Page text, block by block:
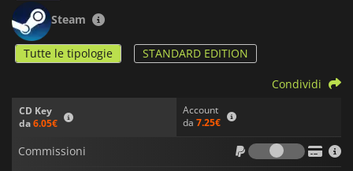
Steam
Tutte le tipologie STANDARD EDITION
CD Key
da6.05€
Account
da 7.25€
Condividi
Commissioni